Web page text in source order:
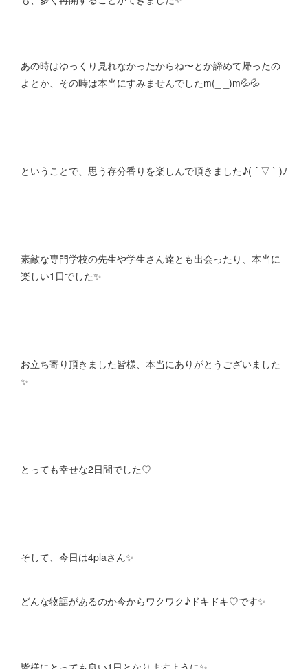
あの時はゆっくり見れなかったからね〜とか諦めて帰ったの
よとか、その時は本当にすみませんでしたm(_ _)m💦💦
ということで、思う存分香りを楽しんで頂きました♪( ´ ▽ ` )ﾉ
素敵な専門学校の先生や学生さん達とも出会ったり、本当に
楽しい1日でした✨
お立ち寄り頂きました皆様、本当にありがとうございました
✨
とっても幸せな2日間でした♡
そして、今日は4plaさん✨
どんな物語があるのか今からワクワク♪ドキドキ♡です✨